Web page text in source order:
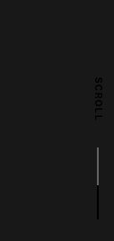
SCROLL